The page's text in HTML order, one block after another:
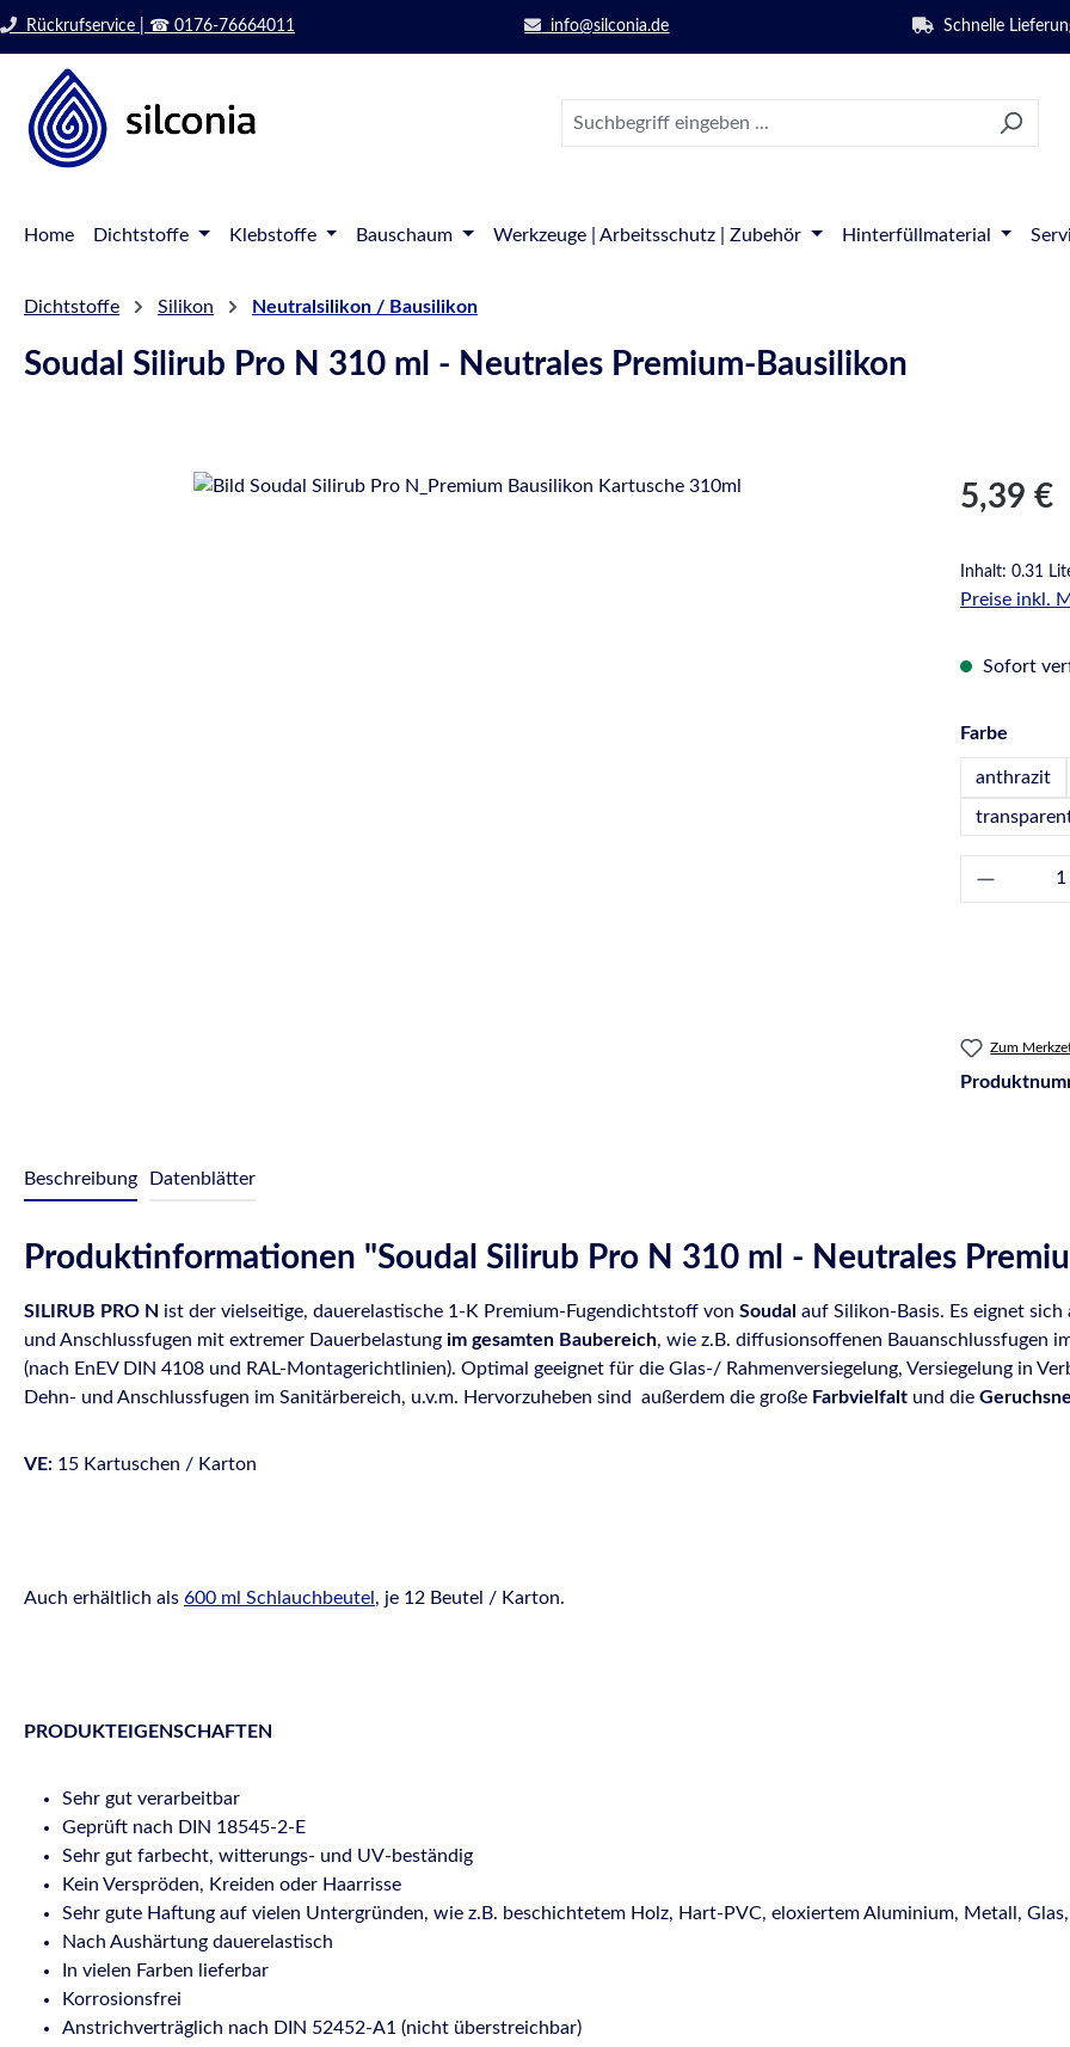
Hauptinhalt springen
Zur Suche springen
Zur Hauptnavigation springen
Rückrufservice | ☎ 0176-76664011 info@silconia.de Schnelle
Home Dichtstoffe Klebstoffe Bauschaum Werkzeuge | Arbeitsschutz | Zubehör Hinterfüllmaterial
Dichtstoffe Silikon Neutralsilikon / Bausilikon
Soudal Silirub Pro N 310 ml - Neutrales Premium-Bausilikon
Bildergalerie überspringen Regulärer
5,39 €
Inhalt: 0.31
Preise inkl.
Sofort
Farbe
anthrazit
Zum
Beschreibung Datenblätter
Produktinformationen "Soudal Silirub Pro N 310 ml - Neutrales
SILIRUB PRO N ist der vielseitige, dauerelastische 1-K Premium-Fugendichtstoff von Soudal auf Silikon-Basis. Es eignet
und Anschlussfugen mit extremer Dauerbelastung im gesamten Baubereich, wie z.B. diffusionsoffenen Bauanschlussfugen
(nach EnEV DIN 4108 und RAL-Montagerichtlinien). Optimal geeignet für die Glas-/ Rahmenversiegelung, Versiegelung in
Dehn- und Anschlussfugen im Sanitärbereich, u.v.m. Hervorzuheben sind außerdem die große Farbvielfalt und die
VE: 15 Kartuschen / Karton
Auch erhältlich als 600 ml Schlauchbeutel , je 12 Beutel / Karton.
PRODUKTEIGENSCHAFTEN
Sehr gut verarbeitbar
Geprüft nach DIN 18545-2-E
Sehr gut farbecht, witterungs- und UV-beständig
Kein Verspröden, Kreiden oder Haarrisse
Sehr gute Haftung auf vielen Untergründen, wie z.B. beschichtetem Holz, Hart-PVC, eloxiertem Aluminium, Metall, Glas,
Nach Aushärtung dauerelastisch
In vielen Farben lieferbar
Korrosionsfrei
Anstrichverträglich nach DIN 52452-A1 (nicht überstreichbar)